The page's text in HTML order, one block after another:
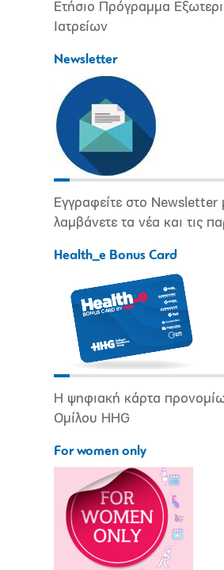
Ετήσιο Πρόγραμμα
Ιατρείων
Newsletter
Εγγραφείτε στο Newsletter
λαμβάνετε τα νέα και τις
Health_e Bonus Card
Η ψηφιακή κάρτα
Ομίλου HHG
For women only